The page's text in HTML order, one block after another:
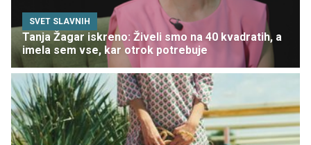
SVET SLAVNIH
Tanja Žagar iskreno: Živeli smo na 40 kvadratih, a
imela sem vse, kar otrok potrebuje